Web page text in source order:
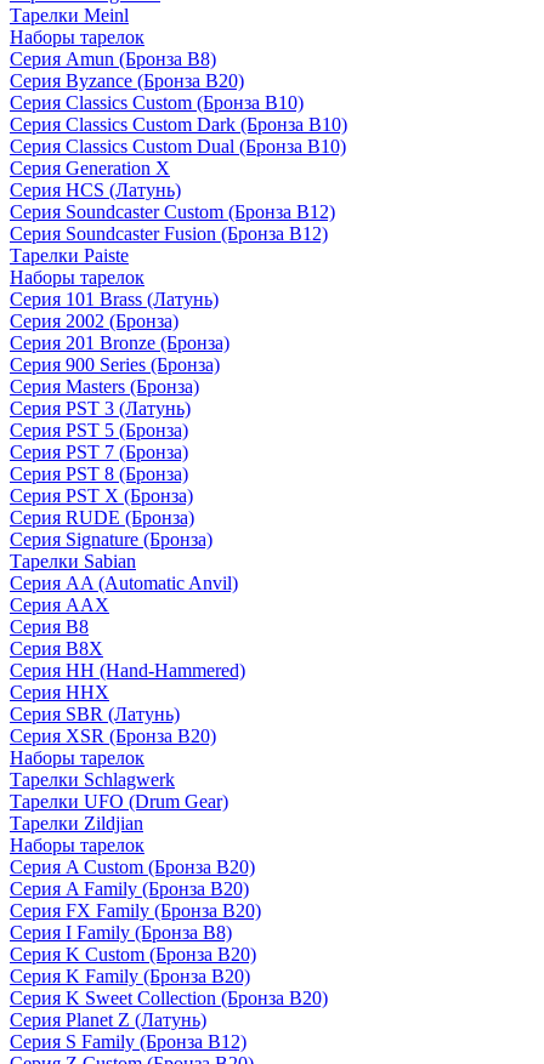
Тарелки Meinl
Наборы тарелок
Серия Amun (Бронза B8)
Серия Byzance (Бронза B20)
Серия Classics Custom (Бронза B10)
Серия Classics Custom Dark (Бронза B10)
Серия Classics Custom Dual (Бронза B10)
Серия Generation X
Серия HCS (Латунь)
Серия Soundcaster Custom (Бронза B12)
Серия Soundcaster Fusion (Бронза B12)
Тарелки Paiste
Наборы тарелок
Серия 101 Brass (Латунь)
Серия 2002 (Бронза)
Серия 201 Bronze (Бронза)
Серия 900 Series (Бронза)
Серия Masters (Бронза)
Серия PST 3 (Латунь)
Серия PST 5 (Бронза)
Серия PST 7 (Бронза)
Серия PST 8 (Бронза)
Серия PST X (Бронза)
Серия RUDE (Бронза)
Серия Signature (Бронза)
Тарелки Sabian
Серия AA (Automatic Anvil)
Серия AAX
Серия B8
Серия B8X
Серия HH (Hand-Hammered)
Серия HHX
Серия SBR (Латунь)
Серия XSR (Бронза B20)
Наборы тарелок
Тарелки Schlagwerk
Тарелки UFO (Drum Gear)
Тарелки Zildjian
Наборы тарелок
Серия A Custom (Бронза B20)
Серия A Family (Бронза B20)
Серия FX Family (Бронза B20)
Серия I Family (Бронза B8)
Серия K Custom (Бронза B20)
Серия K Family (Бронза B20)
Серия K Sweet Collection (Бронза B20)
Серия Planet Z (Латунь)
Серия S Family (Бронза B12)